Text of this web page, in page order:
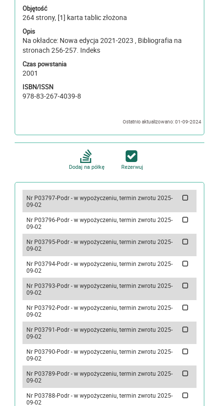
Objętość
264 strony, [1] karta tablic złożona
Opis
Na okładce: Nowa edycja 2021-2023 , Bibliografia na
stronach 256-257. Indeks
Czas powstania
2001
ISBN/ISSN
978-83-267-4039-8
Ostatnio aktualizowano: 01-09-2024
Dodaj na półkę Rezerwuj
Nr P03797-Podr - w wypożyczeniu, termin zwrotu 2025-
09-02
Nr P03796-Podr - w wypożyczeniu, termin zwrotu 2025-
09-02
Nr P03795-Podr - w wypożyczeniu, termin zwrotu 2025-
09-02
Nr P03794-Podr - w wypożyczeniu, termin zwrotu 2025-
09-02
Nr P03793-Podr - w wypożyczeniu, termin zwrotu 2025-
09-02
Nr P03792-Podr - w wypożyczeniu, termin zwrotu 2025-
09-02
Nr P03791-Podr - w wypożyczeniu, termin zwrotu 2025-
09-02
Nr P03790-Podr - w wypożyczeniu, termin zwrotu 2025-
09-02
Nr P03789-Podr - w wypożyczeniu, termin zwrotu 2025-
09-02
Nr P03788-Podr - w wypożyczeniu, termin zwrotu 2025-
09-02